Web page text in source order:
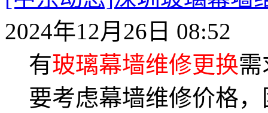
2024年12月26日 08:52
有玻璃幕墙维修更换
要考虑幕墙维修价格